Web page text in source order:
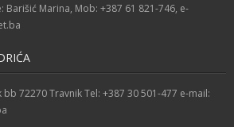
Marina, Mob: +387 61 821-746, e-
bb 72270 Travnik Tel: +387 30 501-477 e-mail: